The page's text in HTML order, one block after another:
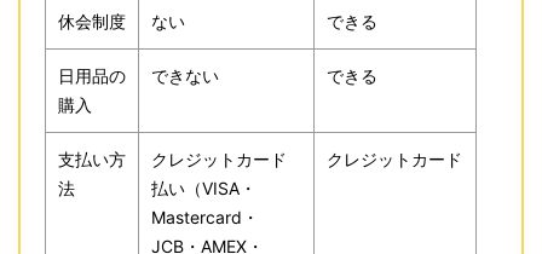
休会制度 ない できる
日用品の
購入
できない できる
支払い方
法
クレジットカード
払い（VISA・
Mastercard・
JCB・AMEX・
クレジットカード